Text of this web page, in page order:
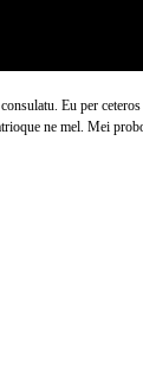
Eu per
ne mel. Mei